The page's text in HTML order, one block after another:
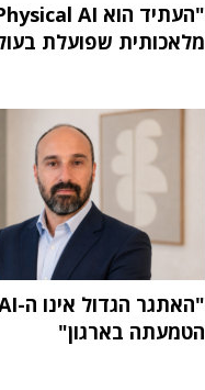
מלאכותית שפועלת
הטמעתה בארגון"